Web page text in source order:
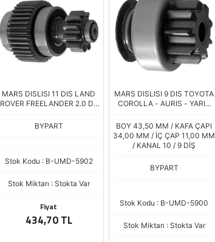
MARS DISLISI 11 DIS LAND
ROVER FREELANDER 2.0 D /
D
BYPART
Stok Kodu : B-UMD-5902
Stok Miktarı : Stokta Var
Fiyat
434,70 TL
MARS DISLISI 9 DIS TOYOTA
COROLLA - AURIS - YARIS
BOY 43,50 MM / KAFA ÇAPI
34,00 MM / İÇ ÇAP 11,00 MM
/ KANAL 10 / 9 DİŞ
BYPART
Stok Kodu : B-UMD-5900
Stok Miktarı : Stokta Var